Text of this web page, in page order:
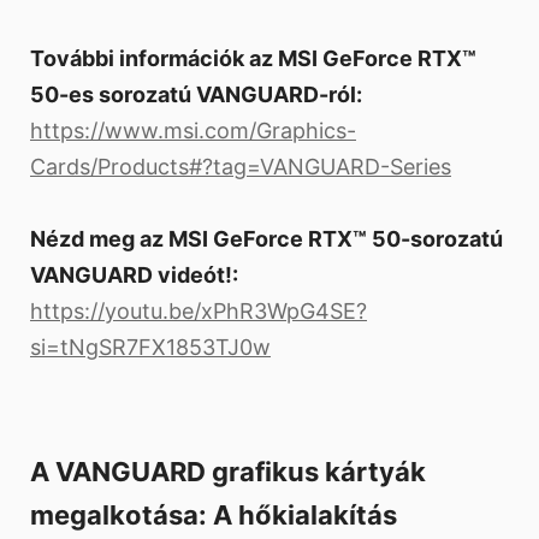
További információk az MSI GeForce RTX™
50-es sorozatú VANGUARD-ról:
https://www.msi.com/Graphics-
Cards/Products#?tag=VANGUARD-Series
Nézd meg az MSI GeForce RTX™ 50-sorozatú
VANGUARD videót!:
https://youtu.be/xPhR3WpG4SE?
si=tNgSR7FX1853TJ0w
A VANGUARD grafikus kártyák
megalkotása: A hőkialakítás